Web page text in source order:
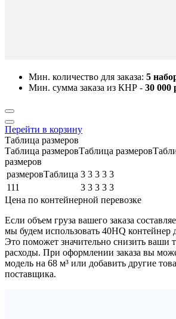
Мин. количество для заказа: 5
Мин. сумма заказа из КНР - 30 000
Перейти в корзину
Таблица размеров
Таблица размеровТаблица
размеров
размеровТаблица 3 3 3 3 3
111
3 3 3 3 3
Цена по контейнерной перевозке
Если объем груза вашего заказа
мы будем использовать 40HQ контейнер
Это поможет значительно снизить ваши
расходы. При оформлении заказа вы
модель на 68 м³ или добавить другие
поставщика.